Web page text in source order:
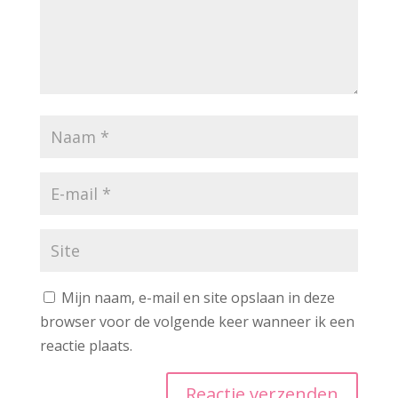
Mijn naam, e-mail en site opslaan in deze
browser voor de volgende keer wanneer ik een
reactie plaats.